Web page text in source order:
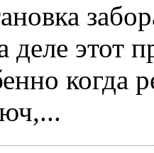
этот
когда